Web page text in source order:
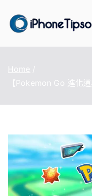
content
Home
【Pokemon Go 進化